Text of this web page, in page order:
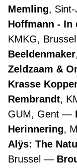
Memling,
Hoffmann - In
KMKG, Brussel
Beeldenmaker
Zeldzaam &
Krasse
Rembrandt,
GUM, Gent
Herinnering,
Alÿs: The
Brussel